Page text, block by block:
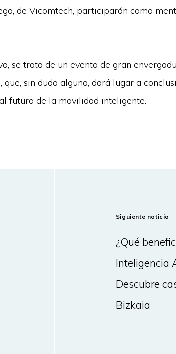
de Vicomtech, participarán como
se trata de un evento de gran
que, sin duda alguna, dará lugar a
futuro de la movilidad inteligente.
Siguiente noticia
¿Qué
Inteligencia
Descubre
Bizkaia